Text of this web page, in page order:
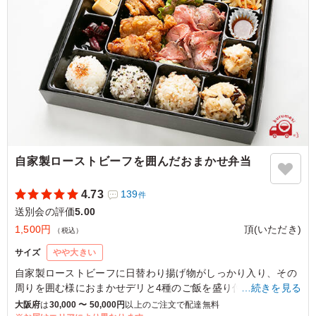
人気でした！
ご利用シーン：懇親会 ›送別会
大阪府大阪市天王寺区清水谷町2025/03/03
自家製ローストビーフを囲んだおまかせ弁当
4.73 139件
送別会の評価5.00
1,500円
（税込） 頂(いただき)
サイズ やや大きい
自家製ローストビーフに日替わり揚げ物がしっかり入り、その
周りを囲む様におまかせデリと4種のご飯を盛り付けました。
こだわり多い、おもてなしにも最適なお弁当です。
…続きを見る
大阪府は30,000 〜 50,000円 以上のご注文で配達無料